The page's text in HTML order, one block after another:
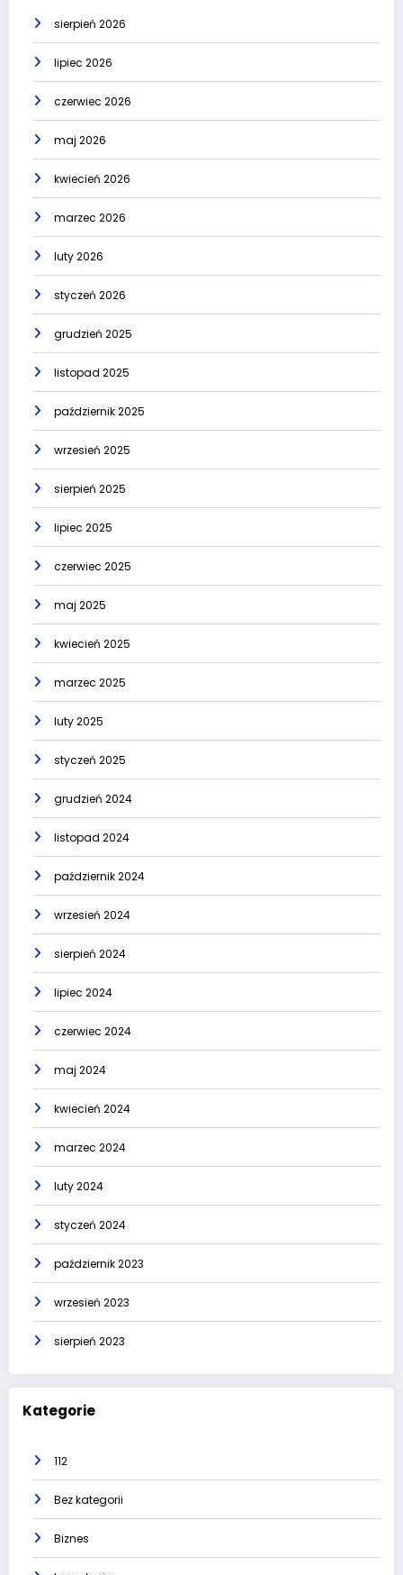
sierpień 2026
lipiec 2026
czerwiec 2026
maj 2026
kwiecień 2026
marzec 2026
luty 2026
styczeń 2026
grudzień 2025
listopad 2025
październik 2025
wrzesień 2025
sierpień 2025
lipiec 2025
czerwiec 2025
maj 2025
kwiecień 2025
marzec 2025
luty 2025
styczeń 2025
grudzień 2024
listopad 2024
październik 2024
wrzesień 2024
sierpień 2024
lipiec 2024
czerwiec 2024
maj 2024
kwiecień 2024
marzec 2024
luty 2024
styczeń 2024
październik 2023
wrzesień 2023
sierpień 2023
Kategorie
112
Bez kategorii
Biznes